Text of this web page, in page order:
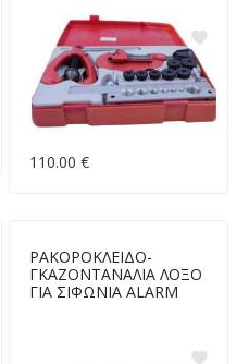
110.00 €
ΡΑΚΟΡΟΚΛΕΙΔΟ-
ΓΚΑΖΟΝΤΑΝΑΛΙΑ ΛΟΞΟ
ΓΙΑ ΣΙΦΩΝΙΑ ALARM